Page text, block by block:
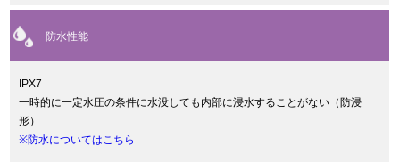
防水性能
IPX7
一時的に一定水圧の条件に水没しても内部に浸水することがない（防浸
形）
※防水についてはこちら